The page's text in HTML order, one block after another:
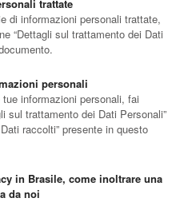
trattate
di informazioni personali trattate,
“Dettagli sul trattamento dei Dati
personali
informazioni personali, fai
sul trattamento dei Dati Personali”
raccolti” presente in questo
in Brasile, come inoltrare una
da noi